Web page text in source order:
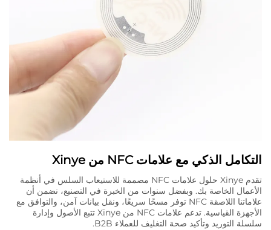
التكامل الذكي مع علامات NFC من Xinye
تقدم Xinye حلول علامات NFC مصممة للاستيعاب السلس في أنظمة
الأعمال الخاصة بك. وبفضل سنوات من الخبرة في التصنيع، نضمن أن
علاماتنا اللاصقة NFC توفر مسحًا سريعًا، ونقل بيانات آمن، والتوافق مع
الأجهزة القياسية. تدعم علامات NFC من Xinye تتبع الأصول وإدارة
سلسلة التوريد وتأكيد صحة التغليف للعملاء B2B.